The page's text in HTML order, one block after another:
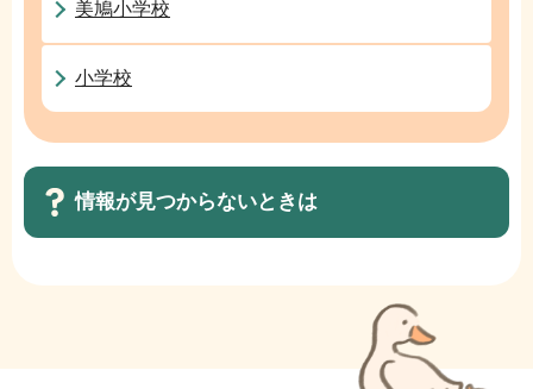
美鳩小学校
小学校
情報が見つからないときは